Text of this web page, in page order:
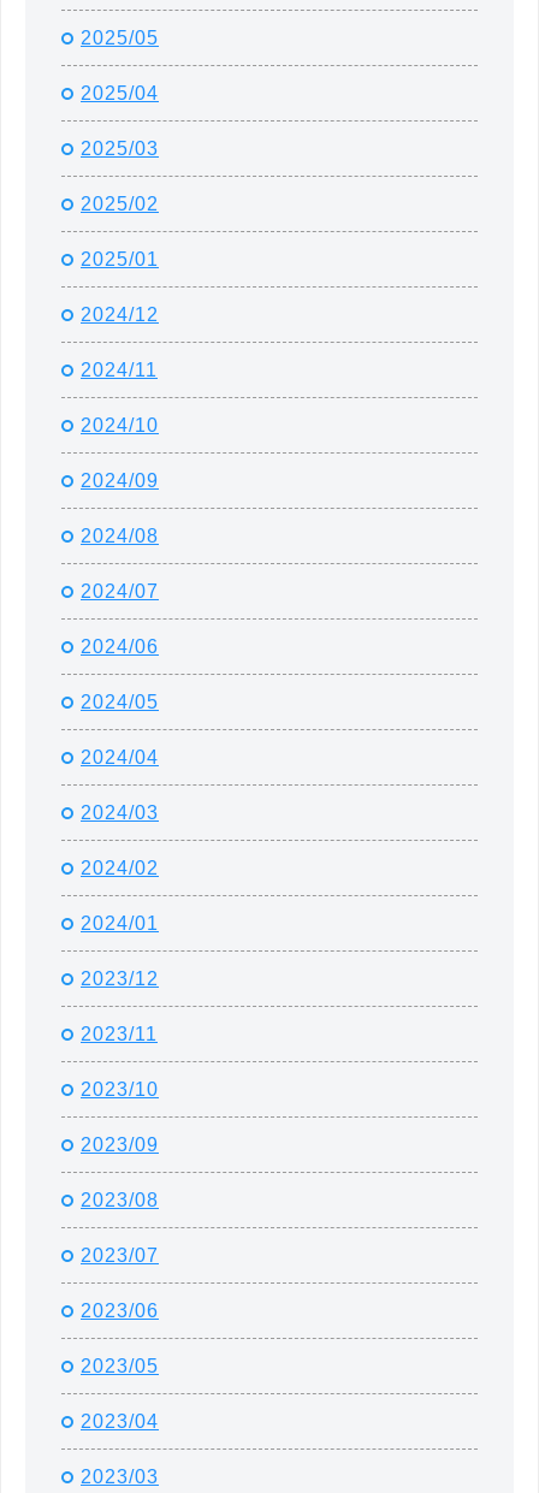
2025/05
2025/04
2025/03
2025/02
2025/01
2024/12
2024/11
2024/10
2024/09
2024/08
2024/07
2024/06
2024/05
2024/04
2024/03
2024/02
2024/01
2023/12
2023/11
2023/10
2023/09
2023/08
2023/07
2023/06
2023/05
2023/04
2023/03